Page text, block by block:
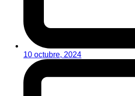
10 octubre, 2024